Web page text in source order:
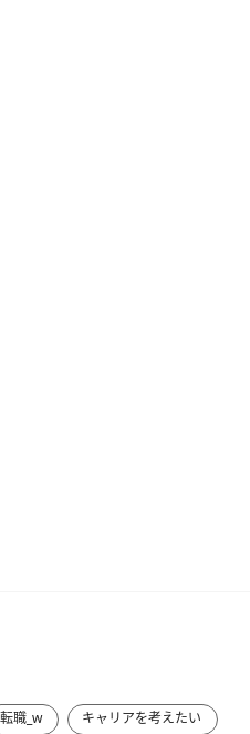
転職_w
キャリアを考えたい